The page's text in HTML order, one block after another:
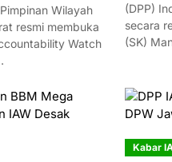
Wilayah
resmi membuka
Watch
(DPP)
secara
(SK)
Kabar